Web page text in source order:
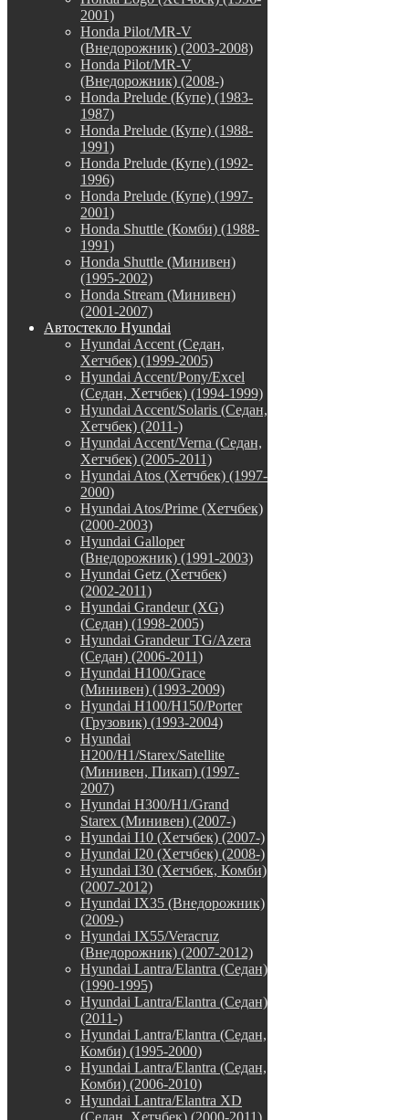
2001)
Honda Pilot/MR-V
(Внедорожник) (2003-2008)
Honda Pilot/MR-V
(Внедорожник) (2008-)
Honda Prelude (Купе) (1983-
1987)
Honda Prelude (Купе) (1988-
1991)
Honda Prelude (Купе) (1992-
1996)
Honda Prelude (Купе) (1997-
2001)
Honda Shuttle (Комби) (1988-
1991)
Honda Shuttle (Минивен)
(1995-2002)
Honda Stream (Минивен)
(2001-2007)
Автостекло Hyundai
Hyundai Accent (Седан,
Хетчбек) (1999-2005)
Hyundai Accent/Pony/Excel
(Седан, Хетчбек) (1994-1999)
Hyundai Accent/Solaris (Седан,
Хетчбек) (2011-)
Hyundai Accent/Verna (Седан,
Хетчбек) (2005-2011)
Hyundai Atos (Хетчбек) (1997-
2000)
Hyundai Atos/Prime (Хетчбек)
(2000-2003)
Hyundai Galloper
(Внедорожник) (1991-2003)
Hyundai Getz (Хетчбек)
(2002-2011)
Hyundai Grandeur (XG)
(Седан) (1998-2005)
Hyundai Grandeur TG/Azera
(Седан) (2006-2011)
Hyundai H100/Grace
(Минивен) (1993-2009)
Hyundai H100/H150/Porter
(Грузовик) (1993-2004)
Hyundai
H200/H1/Starex/Satellite
(Минивен, Пикап) (1997-
2007)
Hyundai H300/H1/Grand
Starex (Минивен) (2007-)
Hyundai I10 (Хетчбек) (2007-)
Hyundai I20 (Хетчбек) (2008-)
Hyundai I30 (Хетчбек, Комби)
(2007-2012)
Hyundai IX35 (Внедорожник)
(2009-)
Hyundai IX55/Veracruz
(Внедорожник) (2007-2012)
Hyundai Lantra/Elantra (Седан)
(1990-1995)
Hyundai Lantra/Elantra (Седан)
(2011-)
Hyundai Lantra/Elantra (Седан,
Комби) (1995-2000)
Hyundai Lantra/Elantra (Седан,
Комби) (2006-2010)
Hyundai Lantra/Elantra XD
(Седан, Хетчбек) (2000-2011)